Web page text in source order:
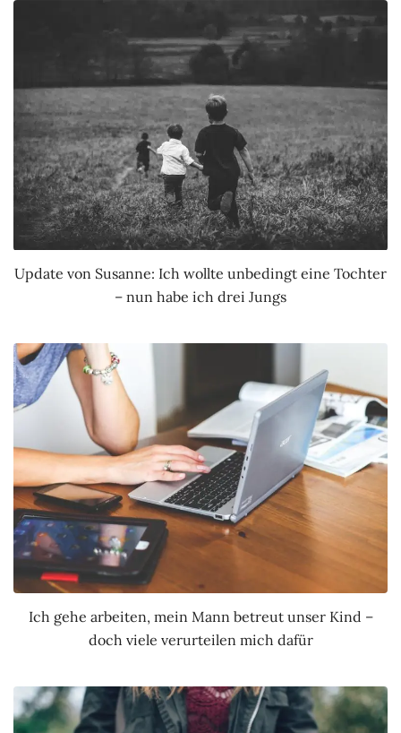
Update von Susanne: Ich wollte unbedingt eine Tochter
– nun habe ich drei Jungs
Ich gehe arbeiten, mein Mann betreut unser Kind –
doch viele verurteilen mich dafür